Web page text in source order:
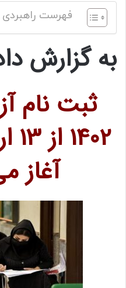
فهرست راهبردی
به گزارش
ثبت نام
آغاز